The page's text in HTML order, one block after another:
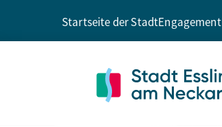
Startseite der StadtEngagement